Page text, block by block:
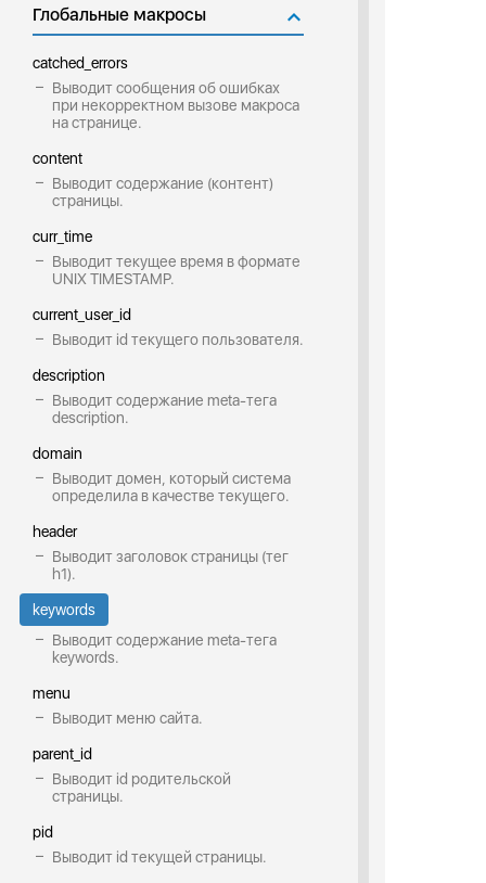
Глобальные макросы
catched_errors
Выводит сообщения об ошибках
при некорректном вызове макроса
на странице.
content
Выводит содержание (контент)
страницы.
curr_time
Выводит текущее время в формате
UNIX TIMESTAMP.
current_user_id
Выводит id текущего пользователя.
description
Выводит содержание meta-тега
description.
domain
Выводит домен, который система
определила в качестве текущего.
header
Выводит заголовок страницы (тег
h1).
keywords
Выводит содержание meta-тега
keywords.
menu
Выводит меню сайта.
parent_id
Выводит id родительской
страницы.
pid
Выводит id текущей страницы.